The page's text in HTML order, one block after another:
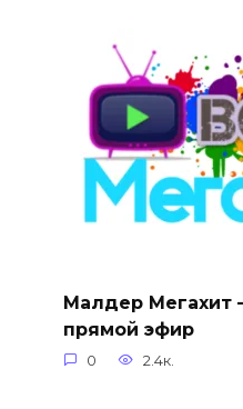
Малдер Мегахит
прямой эфир
0 2.4к.